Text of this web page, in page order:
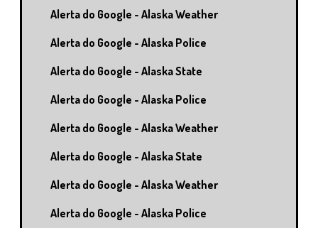
Alerta do Google - Alaska Weather
Alerta do Google - Alaska Police
Alerta do Google - Alaska State
Alerta do Google - Alaska Police
Alerta do Google - Alaska Weather
Alerta do Google - Alaska State
Alerta do Google - Alaska Weather
Alerta do Google - Alaska Police